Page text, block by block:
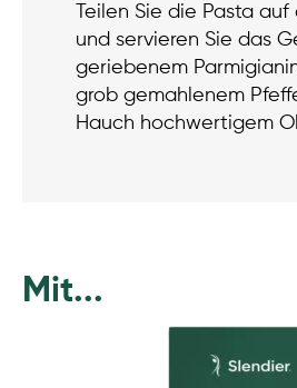
Teilen Sie die Pasta
und servieren Sie das
geriebenem
grob gemahlenem
Hauch hochwertigem
Mit...